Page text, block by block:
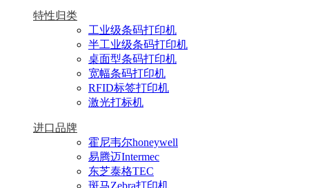
特性归类
工业级条码打印机
半工业级条码打印机
桌面型条码打印机
宽幅条码打印机
RFID标签打印机
激光打标机
进口品牌
霍尼韦尔honeywell
易腾迈Intermec
东芝泰格TEC
斑马Zebra打印机